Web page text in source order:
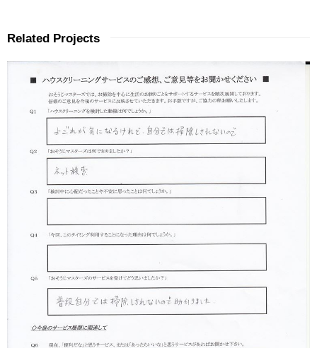
Related Projects